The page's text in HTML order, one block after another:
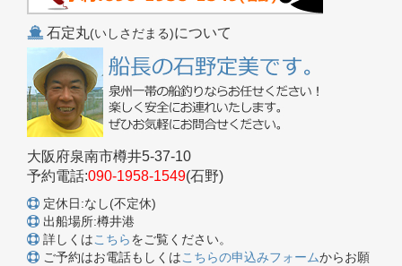
石定丸(いしさだまる)について
大阪府泉南市樽井5-37-10
予約電話:090-1958-1549(石野)
定休日:なし(不定休)
出船場所:樽井港
詳しくはこちらをご覧ください。
ご予約はお電話もしくはこちらの申込みフォームからお願